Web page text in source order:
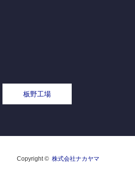
板野工場
Copyright © 株式会社ナカヤマ